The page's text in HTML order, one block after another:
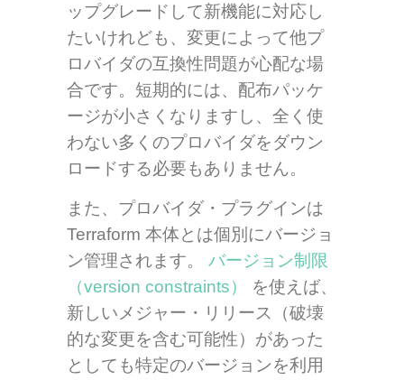
ップグレードして新機能に対応し
たいけれども、変更によって他プ
ロバイダの互換性問題が心配な場
合です。短期的には、配布パッケ
ージが小さくなりますし、全く使
わない多くのプロバイダをダウン
ロードする必要もありません。
また、プロバイダ・プラグインは
Terraform 本体とは個別にバージョ
ン管理されます。 バージョン制限
（version constraints）
を使えば、
新しいメジャー・リリース（破壊
的な変更を含む可能性）があった
としても特定のバージョンを利用